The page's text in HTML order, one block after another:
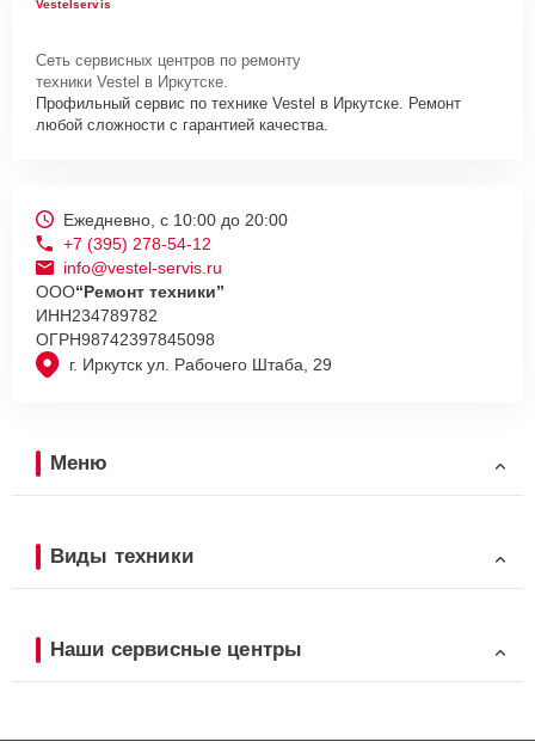
Vestelservis
Сеть сервисных центров по ремонту
техники Vestel в Иркутске.
Профильный сервис по технике Vestel в Иркутске. Ремонт
любой сложности с гарантией качества.
г. Иркутск ул. Рабочего Штаба, 29
Ежедневно, с 10:00 до 20:00
+7 (395) 278-54-12
info@vestel-servis.ru
ООО“Ремонт техники”
ИНН234789782
ОГРН98742397845098
Меню
Виды техники
Наши сервисные центры